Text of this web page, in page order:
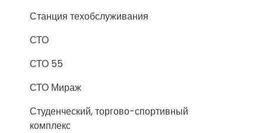
Станция техобслуживания
СТО
СТО 55
СТО Мираж
Студенческий, торгово-спортивный
комплекс